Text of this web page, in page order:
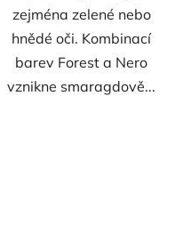
zejména zelené nebo
hnědé oči. Kombinací
barev Forest a Nero
vznikne smaragdově...